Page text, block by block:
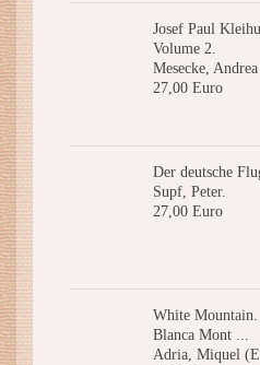
Josef Paul
Volume 2.
Mesecke,
27,00 Euro
Der deutsche
Supf, Peter.
27,00 Euro
White
Blanca Mont ...
Adria, Miquel